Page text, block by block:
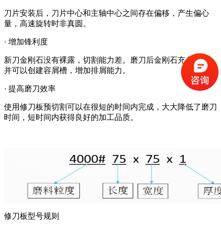
刀片安装后，刀片中心和主轴中心之间存在偏移，产生偏心
量，高速旋转时非真圆。
· 增加锋利度
新刀金刚石没有裸露，切割能力差。磨刀后金刚石充分裸露，
并可以创建容屑槽，增加排屑能力。
· 提高磨刀效率
使用修刀板预切割可以在很短的时间内完成，大大降低了磨刀
时间，短时间内获得良好的加工品质。
修刀板型号规则